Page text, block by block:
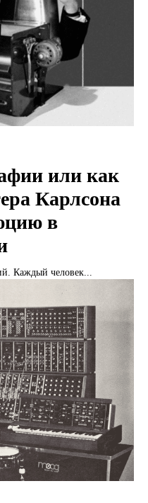
или как
Карлсона
в
Каждый человек...